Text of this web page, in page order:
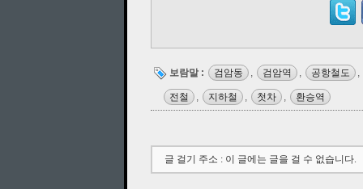
보람말 : 검암동 검암역 공항철도
전철 지하철 첫차 환승역
글 걸기 주소 : 이 글에는 글을 걸 수 없습니다.